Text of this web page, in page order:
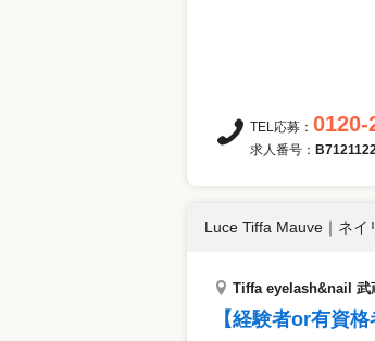
TEL応募： 0120-
求人番号： B7121122
Luce Tiffa Mauve ｜ ネイ
Tiffa eyelash&nail 武
【経験者or有資